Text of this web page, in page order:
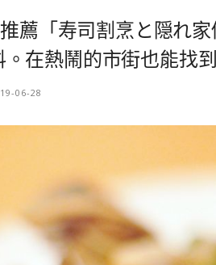
薦「寿司割烹と隠れ
在熱鬧的市街也能找
06-28